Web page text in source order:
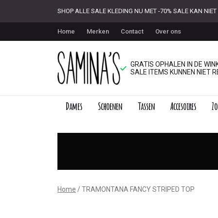
SHOP ALLE SALE KLEDING NU MET -70% SALE KAN
Home Merken Contact Over ons
GRATIS OPHALEN IN DE
SALE ITEMS KUNNEN NIET
Dames Schoenen Tassen Accesoires
TRAMONTANA
Home TRAMONTANA FANCY STRIPED TOP